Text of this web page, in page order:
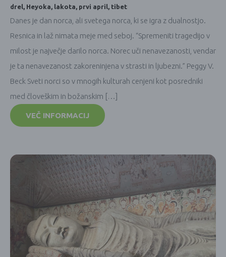
drel Heyoka lakota prvi april tibet
Danes je dan norca, ali svetega norca, ki se igra z dualnostjo.
Resnica in laž nimata meje med seboj. “Spremeniti tragedijo v
milost je največje darilo norca. Norec uči nenavezanosti, vendar
je ta nenavezanost zakoreninjena v strasti in ljubezni.” Peggy V.
Beck Sveti norci so v mnogih kulturah cenjeni kot posredniki
med človeškim in božanskim […]
VEČ INFORMACIJ